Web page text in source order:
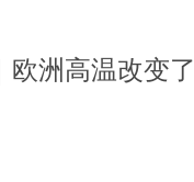
欧洲高温改变了